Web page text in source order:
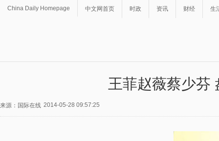
China Daily Homepage 中文网首页 时政 资讯 财经 生
王菲赵薇蔡少芬
来源：国际在线 2014-05-28 09:57:25